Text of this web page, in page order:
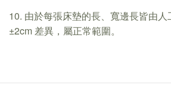
10. 由於每張床墊的長、寬邊長皆由
±2cm 差異，屬正常範圍。